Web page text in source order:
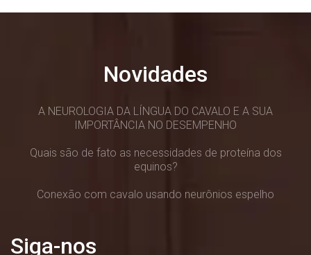
Novidades
A NEUROLOGIA DA LÍNGUA DO CAVALO E A SUA
IMPORTÂNCIA NO DESEMPENHO
Quais são de fato as necessidades de proteína dos
equinos?
Conexão com cavalo usando neurônios espelho
Siga-nos